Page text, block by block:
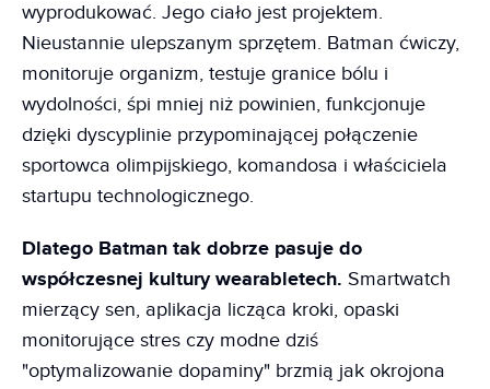
wyprodukować. Jego ciało jest projektem.
Nieustannie ulepszanym sprzętem. Batman ćwiczy,
monitoruje organizm, testuje granice bólu i
wydolności, śpi mniej niż powinien, funkcjonuje
dzięki dyscyplinie przypominającej połączenie
sportowca olimpijskiego, komandosa i właściciela
startupu technologicznego.
Dlatego Batman tak dobrze pasuje do
współczesnej kultury wearabletech. Smartwatch
mierzący sen, aplikacja licząca kroki, opaski
monitorujące stres czy modne dziś
"optymalizowanie dopaminy" brzmią jak okrojona